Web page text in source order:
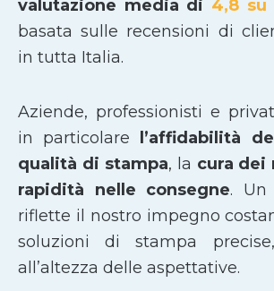
valutazione media di 4,8 su
basata sulle recensioni di
in tutta Italia.
Aziende, professionisti e
in particolare
l’affidabilità
qualità di stampa, la cura dei
rapidità nelle consegne. Un
riflette il nostro impegno
soluzioni di stampa
all’altezza delle aspettative.